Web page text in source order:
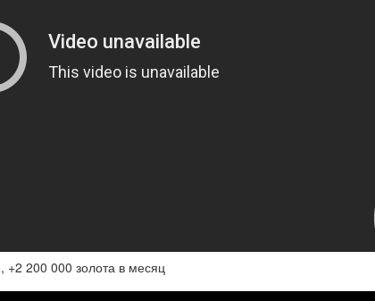
+2 200 000 золота в месяц